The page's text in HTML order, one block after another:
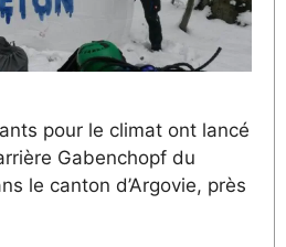
pour le climat ont lancé
Gabenchopf du
le canton d’Argovie, près